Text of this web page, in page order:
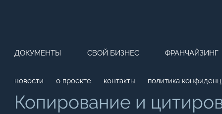
ДОКУМЕНТЫ СВОЙ БИЗНЕС ФРАНЧАЙЗИНГ
новости о проекте контакты политика
Копирование и